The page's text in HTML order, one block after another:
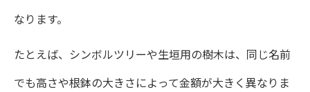
なります。
たとえば、シンボルツリーや生垣用の樹木は、同じ名前
でも高さや根鉢の大きさによって金額が大きく異なりま